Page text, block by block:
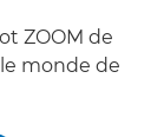
ZOOM de
monde de